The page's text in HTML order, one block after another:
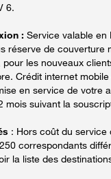
6.
: Service valable en
réserve de couverture
les nouveaux
Crédit internet
en service de votre
mois suivant la
: Hors coût du service
correspondants
la liste des